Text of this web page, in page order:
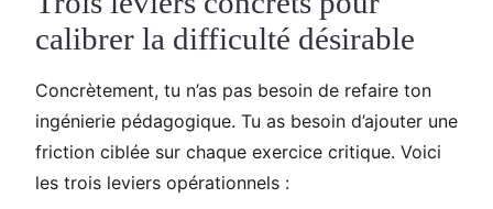
calibrer la difficulté désirable
Concrètement, tu n’as pas besoin de refaire ton
ingénierie pédagogique. Tu as besoin d’ajouter une
friction ciblée sur chaque exercice critique. Voici
les trois leviers opérationnels :